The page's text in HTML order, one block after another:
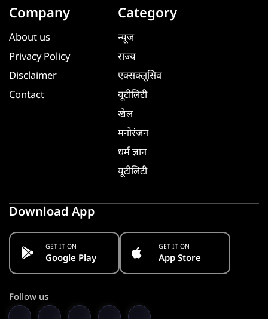
Company
About us
Privacy Policy
Disclaimer
Contact
Category
न्यूज
राज्य
एक्सक्लूसिव
यूटीलिटी
खेल
मनोरंजन
धर्म ज्ञान
यूटीलिटी
Download App
GET IT ON
Google Play
GET IT ON
App Store
Follow us